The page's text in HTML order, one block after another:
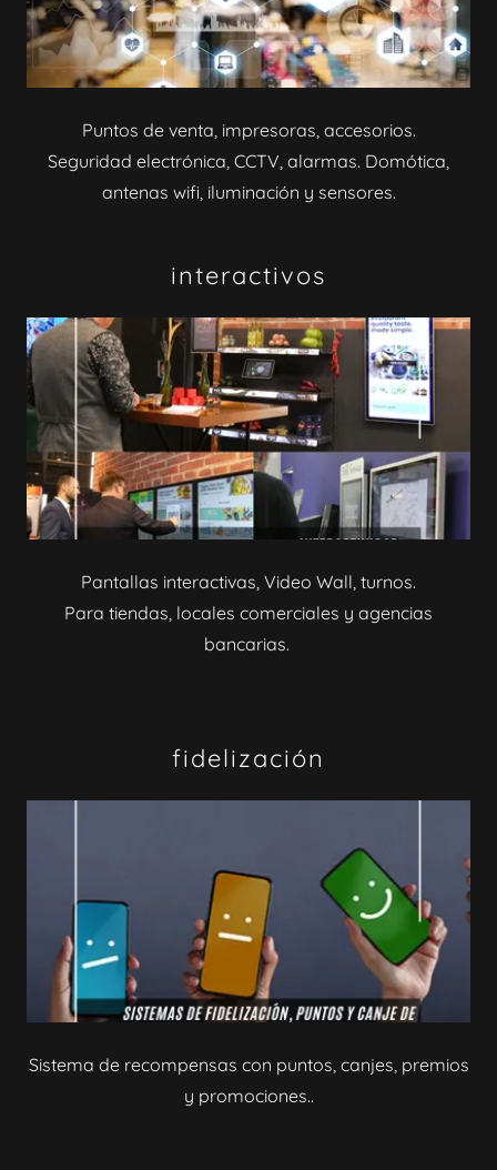
Puntos de venta, impresoras, accesorios.
Seguridad electrónica, CCTV, alarmas. Domótica,
antenas wifi, iluminación y sensores.
interactivos
Pantallas interactivas, Video Wall, turnos.
Para tiendas, locales comerciales y agencias
bancarias.
fidelización
Sistema de recompensas con puntos, canjes, premios
y promociones..